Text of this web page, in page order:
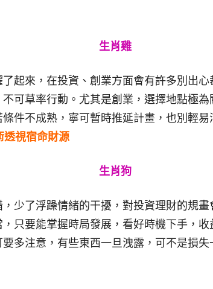
生肖雞
起來，在投資、創業方面會有許多別出
可草率行動。尤其是創業，選擇地點極
件不成熟，寧可暫時推延計畫，也別輕易
透視宿命財源
生肖狗
少了浮躁情緒的干擾，對投資理財的規
只要能掌握時局發展，看好時機下手，
多注意，有些東西一旦洩露，可不是損